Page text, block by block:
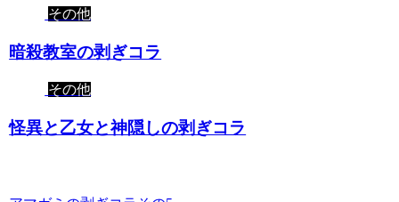
その他
暗殺教室の剥ぎコラ
その他
怪異と乙女と神隠しの剥ぎコラ